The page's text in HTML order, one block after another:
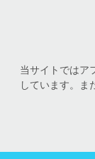
当サイトではア
しています。ま